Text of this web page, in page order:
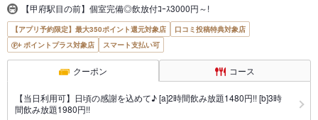
【甲府駅目の前】個室完備◎飲放付ｺｰｽ3000円～!
【アプリ予約限定】最大350ポイント還元対象店
口コミ投稿特典対象店
ポイントプラス対象店
スマート支払い可
クーポン コース
【当日利用可】日頃の感謝を込めて♪ [a]2時間飲み放題1480円!! [b]3時
間飲み放題1980円!!